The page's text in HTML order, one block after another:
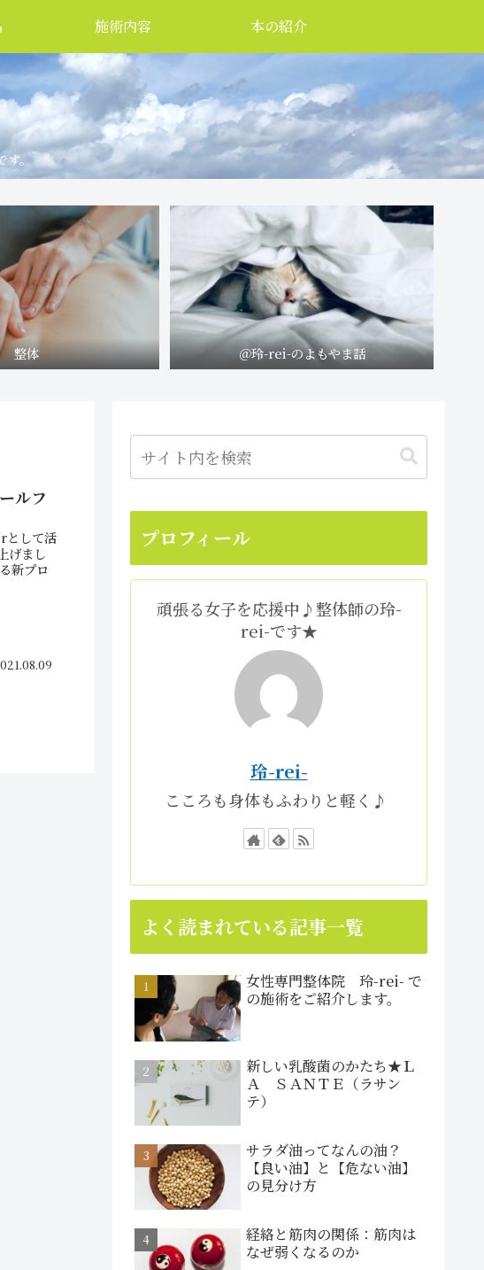
す。
施術内容 本の紹介
整体 ＠玲-rei-のよもやま話
ルフ
として活
げまし
新プロ
プロフィール
頑張る女子を応援中♪整体師の玲-
rei-です★
玲-rei-
こころも身体もふわりと軽く♪
よく読まれている記事一覧
女性専門整体院 玲-rei- で
の施術をご紹介します。
新しい乳酸菌のかたち★Ｌ
Ａ ＳＡＮＴＥ（ラサン
テ）
サラダ油ってなんの油？
【良い油】と【危ない油】
の見分け方
経絡と筋肉の関係：筋肉は
なぜ弱くなるのか